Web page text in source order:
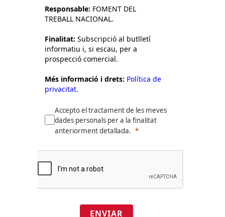
Responsable: FOMENT DEL
TREBALL NACIONAL.
Finalitat: Subscripció al butlletí
informatiu i, si escau, per a
prospecció comercial.
Més informació i drets: Política de
privacitat.
Accepto el tractament de les meves
dades personals per a la finalitat
anteriorment detallada.
ENVIAR